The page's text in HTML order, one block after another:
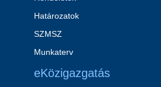
Határozatok
SZMSZ
Munkaterv
eKözigazgatás